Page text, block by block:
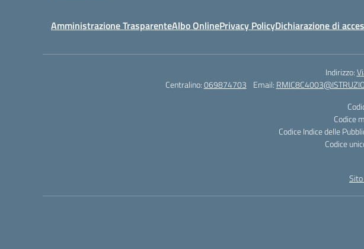
Amministrazione TrasparenteAlbo OnlinePrivacy PolicyDichiarazione di
Indirizzo:
Centralino:069874703 Email:
Codice
Codice Indice delle
Codice